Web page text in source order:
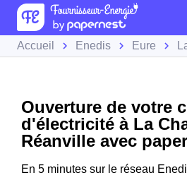
Accueil Enedis Eure